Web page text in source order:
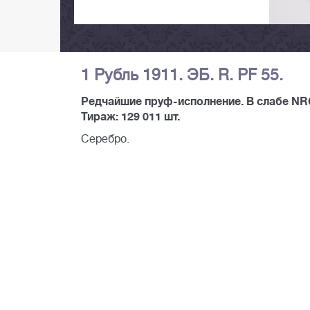
1 Рубль 1911. ЭБ. R. PF 55.
Редчайшие пруф-исполнение. В слабе
Тираж: 129 011 шт.
Серебро.